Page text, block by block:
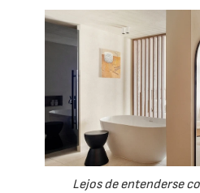
Lejos de entenderse